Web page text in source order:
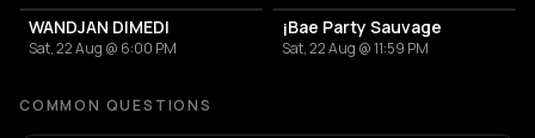
WANDJAN DIMEDI
Sat, 22 Aug @ 6:00 PM
¡Bae Party Sauvage
Sat, 22 Aug @ 11:59 PM
COMMON QUESTIONS